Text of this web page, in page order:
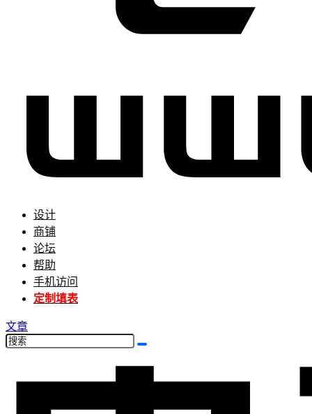
设计
商铺
论坛
帮助
手机访问
定制填表
文章